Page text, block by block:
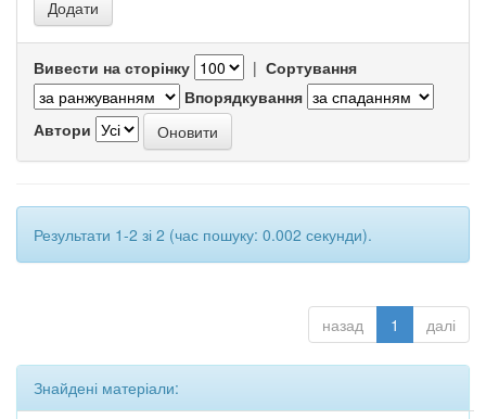
Вивести на сторінку | Сортування
Впорядкування
Автори
Результати 1-2 зі 2 (час пошуку: 0.002 секунди).
назад 1 далі
Знайдені матеріали: